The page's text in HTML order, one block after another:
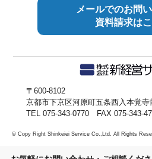
メールでのお問
資料請求は
〒600-8102
京都市下京区河原町五条西入本覚寺
TEL 075-343-0770 FAX 075-343-
© Copy Right Shinkeiei Service Co.,Ltd. All Rights